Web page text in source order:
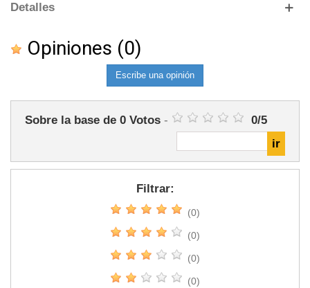
Detalles
Opiniones (0)
Escribe una opinión
Sobre la base de 0 Votos - 0/5
Filtrar:
(0)
(0)
(0)
(0)